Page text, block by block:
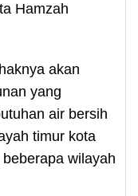
Hamzah
akan
yang
air bersih
timur kota
wilayah